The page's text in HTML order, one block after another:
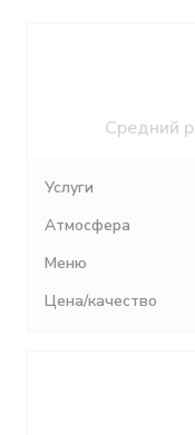
Средний
Услуги
Атмосфера
Меню
Цена/качество